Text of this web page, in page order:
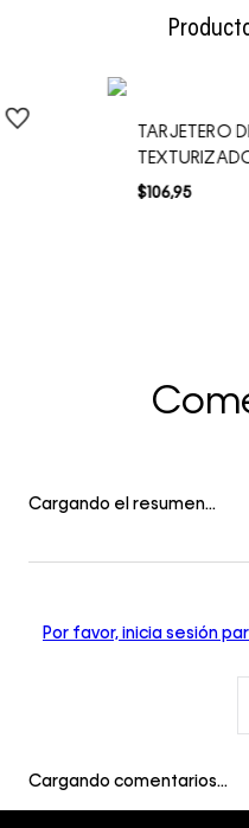
TARJETERO
$106,95
Cargando el resumen…
Por favor, inicia sesión
Cargando comentarios…